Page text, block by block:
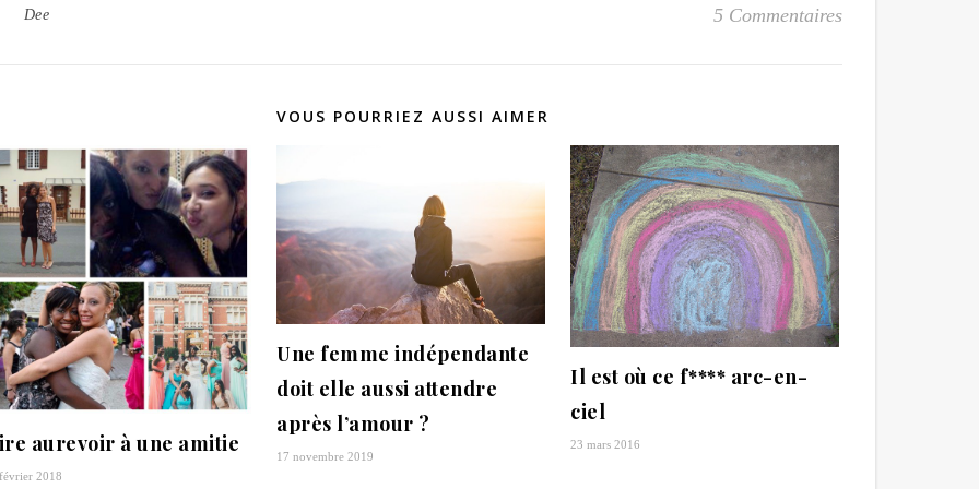
Dee 5 Commentaires
VOUS POURRIEZ AUSSI AIMER
aurevoir à une amitie
2018
Une femme indépendante
doit elle aussi attendre
après l’amour ?
17 novembre 2019
Il est où ce f**** arc-en-
ciel
23 mars 2016